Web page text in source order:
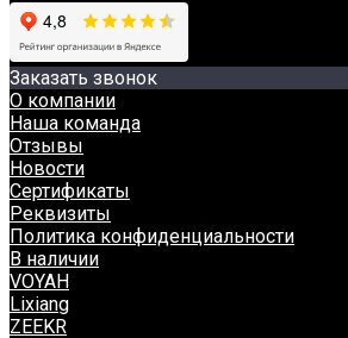
Заказать звонок
О компании
Наша команда
Отзывы
Новости
Сертификаты
Реквизиты
Политика конфиденциальности
В наличии
VOYAH
Lixiang
ZEEKR